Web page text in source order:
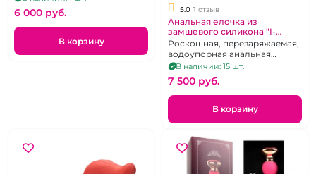
водонепроницаемый
6 000 pуб.
В корзину
5.0 1 отзыв
Анальная елочка из
замшевого силикона "I-
Moon" бело-розовая
Роскошная, перезаряжаемая,
водоупорная анальная
ёлочка с дистанционным
управлением.
В наличии: 15 шт.
7 500 pуб.
В корзину